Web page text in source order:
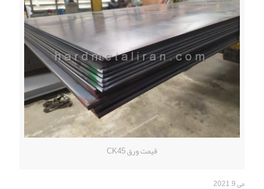
قیمت ورق CK45
می 9, 2021